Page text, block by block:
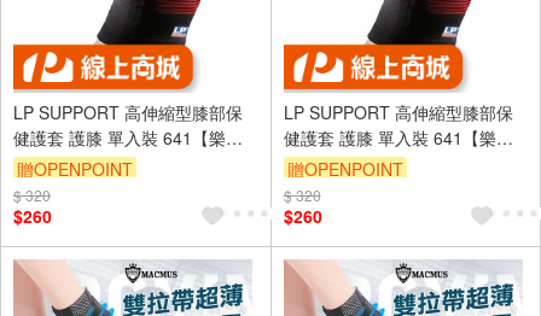
LP SUPPORT 高伸縮型膝部保
健護套 護膝 單入裝 641【樂買
網】
贈OPENPOINT
$ 320
$260
LP SUPPORT 高伸縮型膝部保
健護套 護膝 單入裝 641【樂買
網】
贈OPENPOINT
$ 320
$260